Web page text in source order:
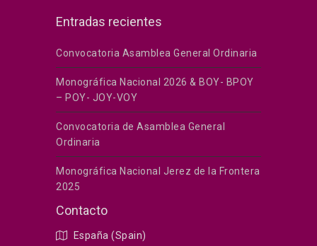
Entradas recientes
Convocatoria Asamblea General Ordinaria
Monográfica Nacional 2026 & BOY- BPOY
– POY- JOY-VOY
Convocatoria de Asamblea General
Ordinaria
Monográfica Nacional Jerez de la Frontera
2025
Contacto
España (Spain)